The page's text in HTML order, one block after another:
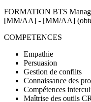
FORMATION BTS
[MM/AA] - [MM/AA]
COMPETENCES
Empathie
Persuasion
Gestion de conflits
Connaissance des
Compétences
Maîtrise des outils